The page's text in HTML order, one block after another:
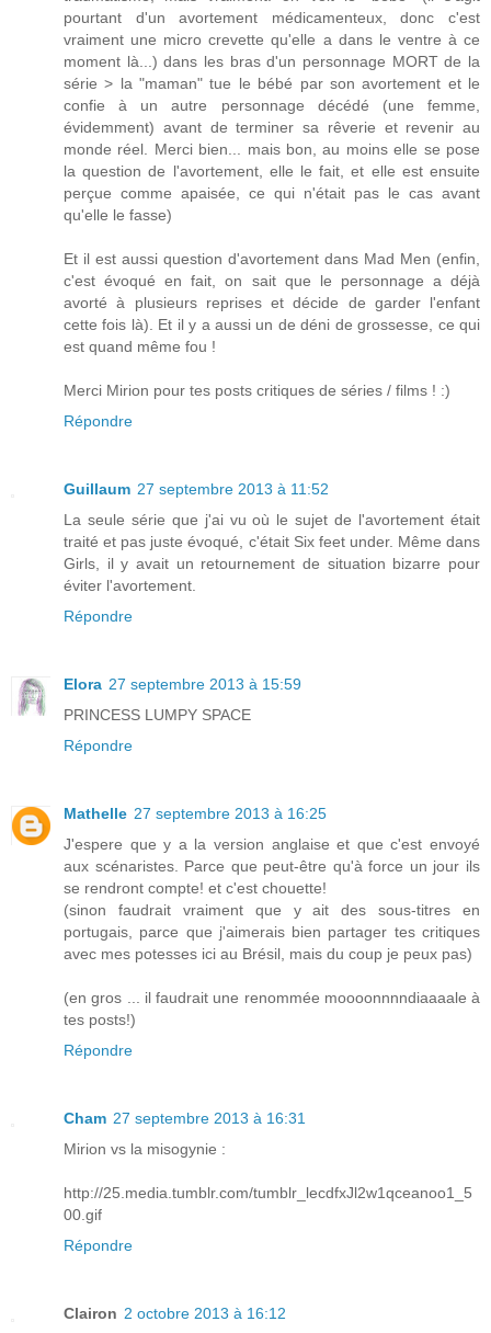
pourtant d'un avortement médicamenteux, donc c'est
vraiment une micro crevette qu'elle a dans le ventre à ce
moment là...) dans les bras d'un personnage MORT de la
série > la "maman" tue le bébé par son avortement et le
confie à un autre personnage décédé (une femme,
évidemment) avant de terminer sa rêverie et revenir au
monde réel. Merci bien... mais bon, au moins elle se pose
la question de l'avortement, elle le fait, et elle est ensuite
perçue comme apaisée, ce qui n'était pas le cas avant
qu'elle le fasse)
Et il est aussi question d'avortement dans Mad Men (enfin,
c'est évoqué en fait, on sait que le personnage a déjà
avorté à plusieurs reprises et décide de garder l'enfant
cette fois là). Et il y a aussi un de déni de grossesse, ce qui
est quand même fou !
Merci Mirion pour tes posts critiques de séries / films ! :)
Répondre
Guillaum 27 septembre 2013 à 11:52
La seule série que j'ai vu où le sujet de l'avortement était
traité et pas juste évoqué, c'était Six feet under. Même dans
Girls, il y avait un retournement de situation bizarre pour
éviter l'avortement.
Répondre
Elora 27 septembre 2013 à 15:59
PRINCESS LUMPY SPACE
Répondre
Mathelle 27 septembre 2013 à 16:25
J'espere que y a la version anglaise et que c'est envoyé
aux scénaristes. Parce que peut-être qu'à force un jour ils
se rendront compte! et c'est chouette!
(sinon faudrait vraiment que y ait des sous-titres en
portugais, parce que j'aimerais bien partager tes critiques
avec mes potesses ici au Brésil, mais du coup je peux pas)
(en gros ... il faudrait une renommée moooonnnndiaaaale à
tes posts!)
Répondre
Cham 27 septembre 2013 à 16:31
Mirion vs la misogynie :
http://25.media.tumblr.com/tumblr_lecdfxJl2w1qceanoo1_5
00.gif
Répondre
Clairon 2 octobre 2013 à 16:12